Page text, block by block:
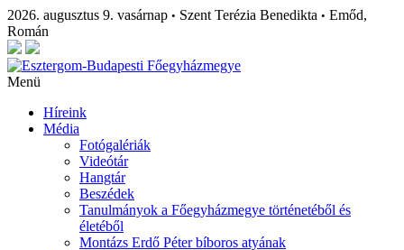
2026. augusztus 9. vasárnap • Szent Terézia Benedikta • Emőd,
Román
Menü
Híreink
Média
Fotógalériák
Videótár
Hangtár
Beszédek
Tanulmányok a Főegyházmegye történetéből és
életéből
Montázs Erdő Péter bíboros atyának